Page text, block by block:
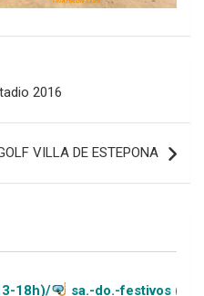
2016
VILLA DE ESTEPONA
do.-festivos (11-20h)